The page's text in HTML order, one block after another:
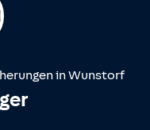
inWunstorf